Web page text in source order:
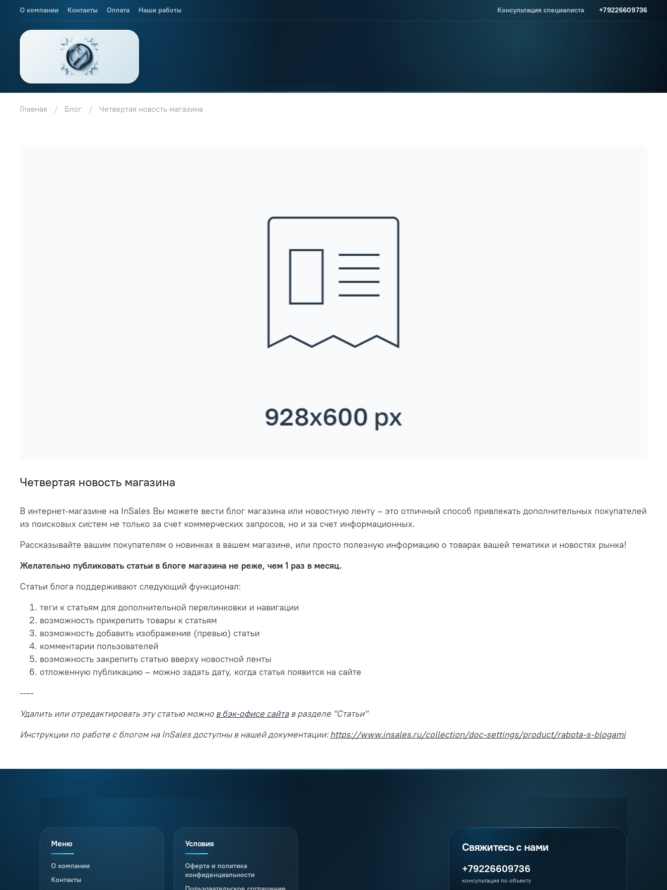
О компании Контакты Оплата Наши работы Консультация специалиста +79226609736
Главная Блог Четвертая новость магазина
Четвертая новость магазина
В интернет-магазине на InSales Вы можете вести блог магазина или новостную ленту – это отличный способ привлекать дополнительных покупателей
из поисковых систем не только за счет коммерческих запросов, но и за счет информационных.
Рассказывайте вашим покупателям о новинках в вашем магазине, или просто полезную информацию о товарах вашей тематики и новостях рынка!
Желательно публиковать статьи в блоге магазина не реже, чем 1 раз в месяц.
Статьи блога поддерживают следующий функционал:
теги к статьям для дополнительной перелинковки и навигации
возможность прикрепить товары к статьям
возможность добавить изображение (превью) статьи
комментарии пользователей
возможность закрепить статью вверху новостной ленты
отложенную публикацию – можно задать дату, когда статья появится на сайте
----
Удалить или отредактировать эту статью можно в бэк-офисе сайтав разделе "Статьи"
Инструкции по работе с блогом на InSales доступны в нашей документации:https://www.insales.ru/collection/doc-settings/product/rabota-s-blogami
Меню
О компании
Контакты
Условия
Оферта и политика
конфиденциальности
+79226609736
консультация по объекту